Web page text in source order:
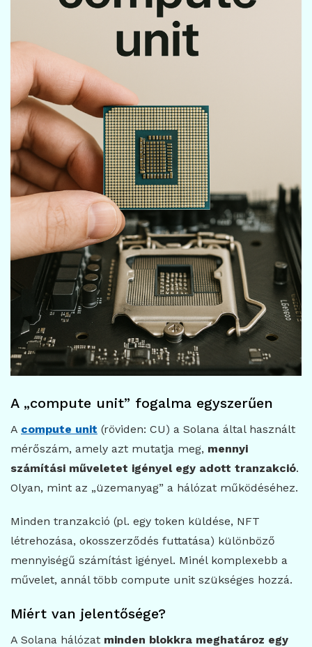
A „compute unit” fogalma egyszerűen
A compute unit (röviden: CU) a Solana által használt
mérőszám, amely azt mutatja meg, mennyi
számítási műveletet igényel egy adott tranzakció.
Olyan, mint az „üzemanyag” a hálózat működéséhez.
Minden tranzakció (pl. egy token küldése, NFT
létrehozása, okosszerződés futtatása) különböző
mennyiségű számítást igényel. Minél komplexebb a
művelet, annál több compute unit szükséges hozzá.
Miért van jelentősége?
A Solana hálózat minden blokkra meghatároz egy